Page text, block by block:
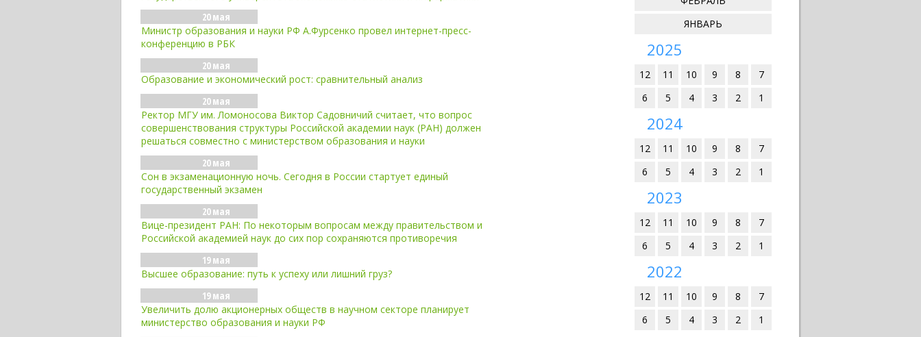
20 мая
Министр образования и науки РФ А.Фурсенко провел интернет-пресс-
конференцию в РБК
20 мая
Образование и экономический рост: сравнительный анализ
20 мая
Ректор МГУ им. Ломоносова Виктор Садовничий считает, что вопрос
совершенствования структуры Российской академии наук (РАН) должен
решаться совместно с министерством образования и науки
20 мая
Сон в экзаменационную ночь. Сегодня в России стартует единый
государственный экзамен
20 мая
Вице-президент РАН: По некоторым вопросам между правительством и
Российской академией наук до сих пор сохраняются противоречия
19 мая
Высшее образование: путь к успеху или лишний груз?
19 мая
Увеличить долю акционерных обществ в научном секторе планирует
министерство образования и науки РФ
ЯНВАРЬ
2025
12 11 10 9 8
7
6
5 4 3 2 1
2024
12 11 10 9 8
7
6
5 4 3 2 1
2023
12 11 10 9 8
7
6
5 4 3 2 1
2022
12 11 10 9 8
7
6
5 4 3 2 1